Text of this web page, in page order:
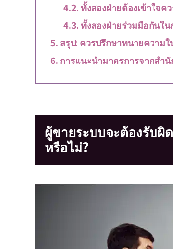
ทั้งสองฝ่ายต้องเข้าใจค
ทั้งสองฝ่ายร่วมมือกันใน
สรุป: ควรปรึกษาทนายความ
การแนะนำมาตรการจากสำ
ผู้ขายระบบจะต้องรับผิ
หรือไม่?